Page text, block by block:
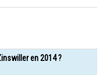
en 2014 ?